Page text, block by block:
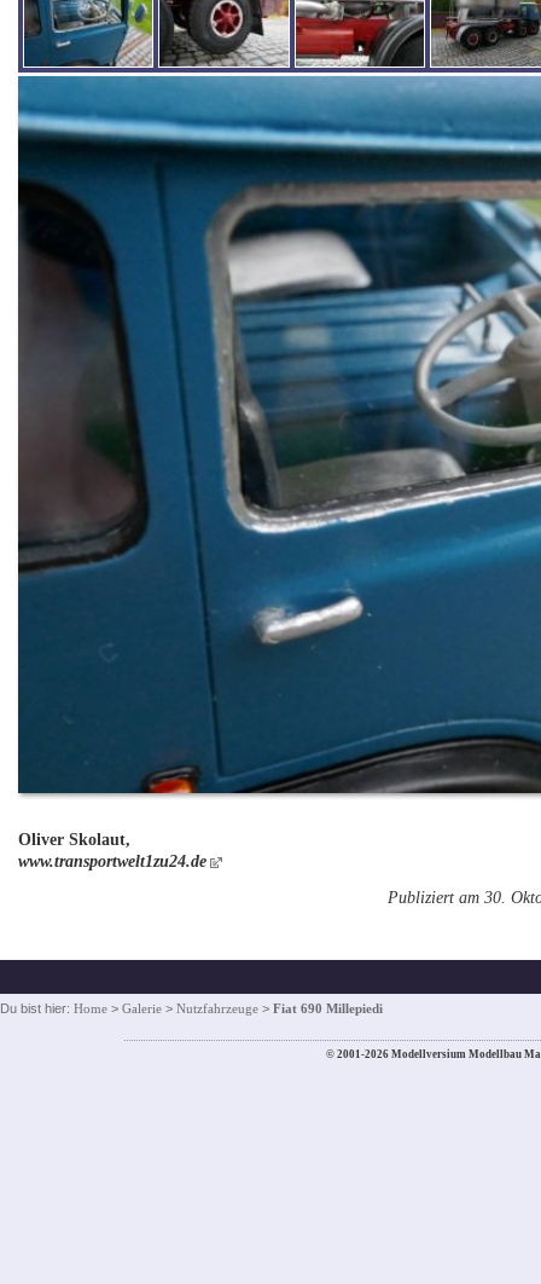
Oliver Skolaut,
www.transportwelt1zu24.de
Publiziert am 30.
Du bist hier: Home > Galerie > Nutzfahrzeuge > Fiat 690 Millepiedi
© 2001-2026 Modellversium Modellbau